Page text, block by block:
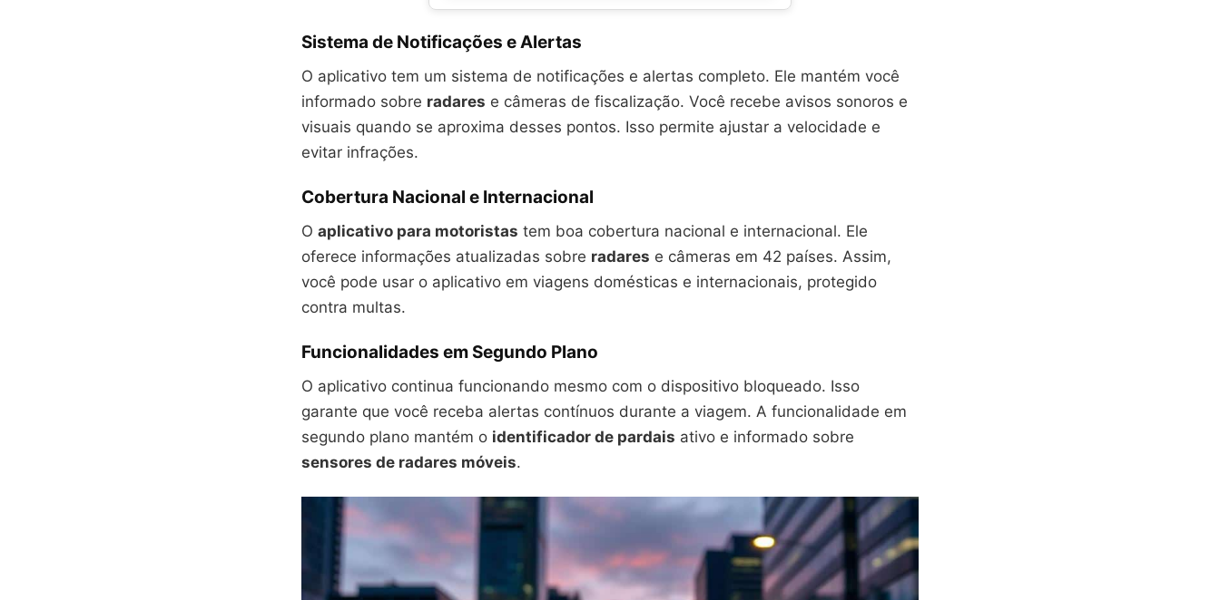
Sistema de Notificações e Alertas
O aplicativo tem um sistema de notificações e alertas completo. Ele mantém você
informado sobre radares e câmeras de fiscalização. Você recebe avisos sonoros e
visuais quando se aproxima desses pontos. Isso permite ajustar a velocidade e
evitar infrações.
Cobertura Nacional e Internacional
O aplicativo para motoristas tem boa cobertura nacional e internacional. Ele
oferece informações atualizadas sobre radares e câmeras em 42 países. Assim,
você pode usar o aplicativo em viagens domésticas e internacionais, protegido
contra multas.
Funcionalidades em Segundo Plano
O aplicativo continua funcionando mesmo com o dispositivo bloqueado. Isso
garante que você receba alertas contínuos durante a viagem. A funcionalidade em
segundo plano mantém o identificador de pardais ativo e informado sobre
sensores de radares móveis.